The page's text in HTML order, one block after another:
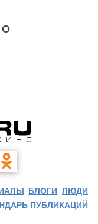
БЛОГИ ЛЮДИ
ПУБЛИКАЦИЙ